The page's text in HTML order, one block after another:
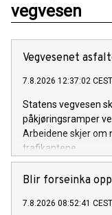
vegvesen
Vegvesenet
7.8.2026 12:37:02 CEST
Statens vegvesen
påkjøringsramper
Arbeidene skjer om
trafikantene.
Blir forseinka
7.8.2026 08:52:41 CEST